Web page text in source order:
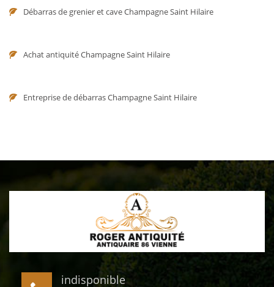
Débarras de grenier et cave Champagne Saint Hilaire
Achat antiquité Champagne Saint Hilaire
Entreprise de débarras Champagne Saint Hilaire
indisponible